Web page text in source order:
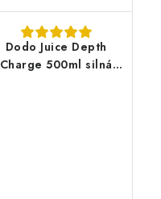
Dodo Juice Depth
Charge 500ml silná